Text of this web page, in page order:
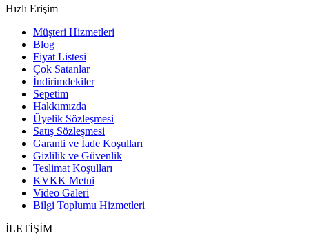
Hızlı Erişim
Müşteri Hizmetleri
Blog
Fiyat Listesi
Çok Satanlar
İndirimdekiler
Sepetim
Hakkımızda
Üyelik Sözleşmesi
Satış Sözleşmesi
Garanti ve İade Koşulları
Gizlilik ve Güvenlik
Teslimat Koşulları
KVKK Metni
Video Galeri
Bilgi Toplumu Hizmetleri
İLETİŞİM